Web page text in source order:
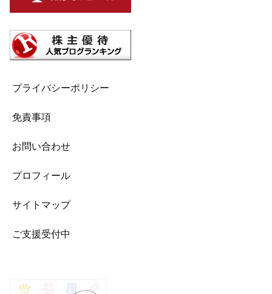
プライバシーポリシー
免責事項
お問い合わせ
プロフィール
サイトマップ
ご支援受付中